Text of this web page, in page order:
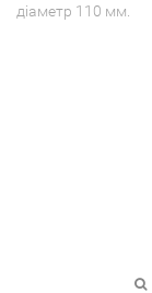
діаметр 110 мм.